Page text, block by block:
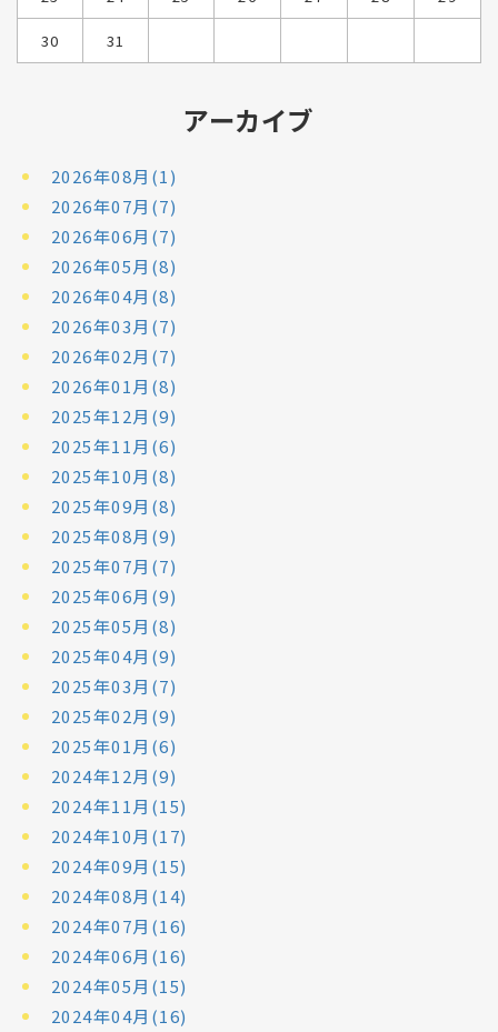
30 31
アーカイブ
2026年08月(1)
2026年07月(7)
2026年06月(7)
2026年05月(8)
2026年04月(8)
2026年03月(7)
2026年02月(7)
2026年01月(8)
2025年12月(9)
2025年11月(6)
2025年10月(8)
2025年09月(8)
2025年08月(9)
2025年07月(7)
2025年06月(9)
2025年05月(8)
2025年04月(9)
2025年03月(7)
2025年02月(9)
2025年01月(6)
2024年12月(9)
2024年11月(15)
2024年10月(17)
2024年09月(15)
2024年08月(14)
2024年07月(16)
2024年06月(16)
2024年05月(15)
2024年04月(16)